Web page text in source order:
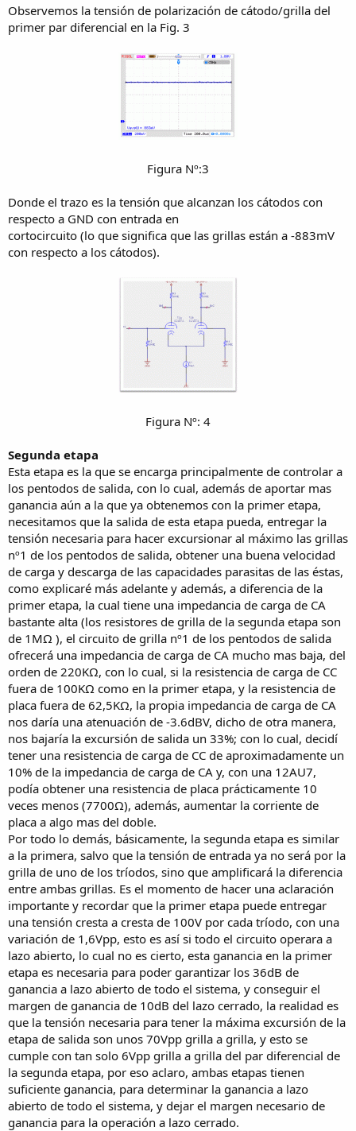
Observemos la tensión de polarización de cátodo/grilla del
primer par diferencial en la Fig. 3
Figura Nº:3​
Donde el trazo es la tensión que alcanzan los cátodos con
respecto a GND con entrada en
cortocircuito (lo que significa que las grillas están a -883mV
con respecto a los cátodos).
Figura Nº: 4​
Segunda etapa
Esta etapa es la que se encarga principalmente de controlar a
los pentodos de salida, con lo cual, además de aportar mas
ganancia aún a la que ya obtenemos con la primer etapa,
necesitamos que la salida de esta etapa pueda, entregar la
tensión necesaria para hacer excursionar al máximo las grillas
nº1 de los pentodos de salida, obtener una buena velocidad
de carga y descarga de las capacidades parasitas de las éstas,
como explicaré más adelante y además, a diferencia de la
primer etapa, la cual tiene una impedancia de carga de CA
bastante alta (los resistores de grilla de la segunda etapa son
de 1MΩ ), el circuito de grilla nº1 de los pentodos de salida
ofrecerá una impedancia de carga de CA mucho mas baja, del
orden de 220KΩ, con lo cual, si la resistencia de carga de CC
fuera de 100KΩ como en la primer etapa, y la resistencia de
placa fuera de 62,5KΩ, la propia impedancia de carga de CA
nos daría una atenuación de -3.6dBV, dicho de otra manera,
nos bajaría la excursión de salida un 33%; con lo cual, decidí
tener una resistencia de carga de CC de aproximadamente un
10% de la impedancia de carga de CA y, con una 12AU7,
podía obtener una resistencia de placa prácticamente 10
veces menos (7700Ω), además, aumentar la corriente de
placa a algo mas del doble.
Por todo lo demás, básicamente, la segunda etapa es similar
a la primera, salvo que la tensión de entrada ya no será por la
grilla de uno de los tríodos, sino que amplificará la diferencia
entre ambas grillas. Es el momento de hacer una aclaración
importante y recordar que la primer etapa puede entregar
una tensión cresta a cresta de 100V por cada tríodo, con una
variación de 1,6Vpp, esto es así si todo el circuito operara a
lazo abierto, lo cual no es cierto, esta ganancia en la primer
etapa es necesaria para poder garantizar los 36dB de
ganancia a lazo abierto de todo el sistema, y conseguir el
margen de ganancia de 10dB del lazo cerrado, la realidad es
que la tensión necesaria para tener la máxima excursión de la
etapa de salida son unos 70Vpp grilla a grilla, y esto se
cumple con tan solo 6Vpp grilla a grilla del par diferencial de
la segunda etapa, por eso aclaro, ambas etapas tienen
suficiente ganancia, para determinar la ganancia a lazo
abierto de todo el sistema, y dejar el margen necesario de
ganancia para la operación a lazo cerrado.